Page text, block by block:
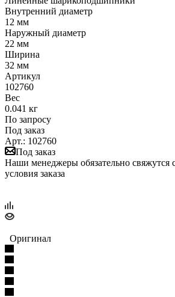
Внутренний диаметр
12 мм
Наружный диаметр
22 мм
Ширина
32 мм
Артикул
102760
Вес
0.041 кг
По запросу
Под заказ
Арт.: 102760
Под заказ
Наши менеджеры обязательно свяжутся
условия заказа
Оригинал